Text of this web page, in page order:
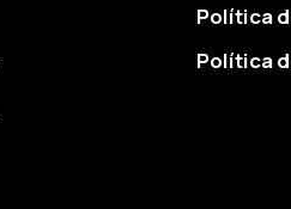
Política
Política